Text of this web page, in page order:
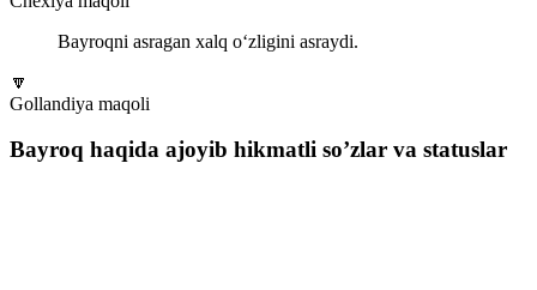
Bayroqni asragan xalq o‘zligini asraydi.
🔽
Gollandiya maqoli
Bayroq haqida ajoyib hikmatli so’zlar va statuslar